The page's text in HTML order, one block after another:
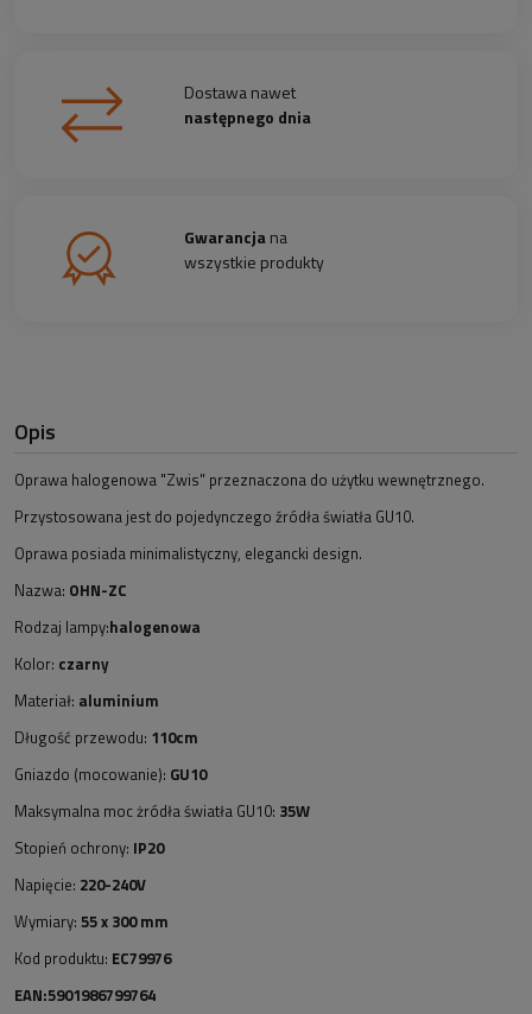
Dostawa nawet
następnego dnia
Gwarancjana
wszystkie produkty
Opis
Oprawa halogenowa "Zwis" przeznaczona do użytku wewnętrznego.
Przystosowana jest do pojedynczego źródła światła GU10.
Oprawa posiada minimalistyczny, elegancki design.
Nazwa: OHN-ZC
Rodzaj lampy:halogenowa
Kolor: czarny
Materiał: aluminium
Długość przewodu: 110cm
Gniazdo (mocowanie): GU10
Maksymalna moc żródła światła GU10: 35W
Stopień ochrony: IP20
Napięcie: 220-240V
Wymiary: 55 x 300 mm
Kod produktu: EC79976
EAN:5901986799764